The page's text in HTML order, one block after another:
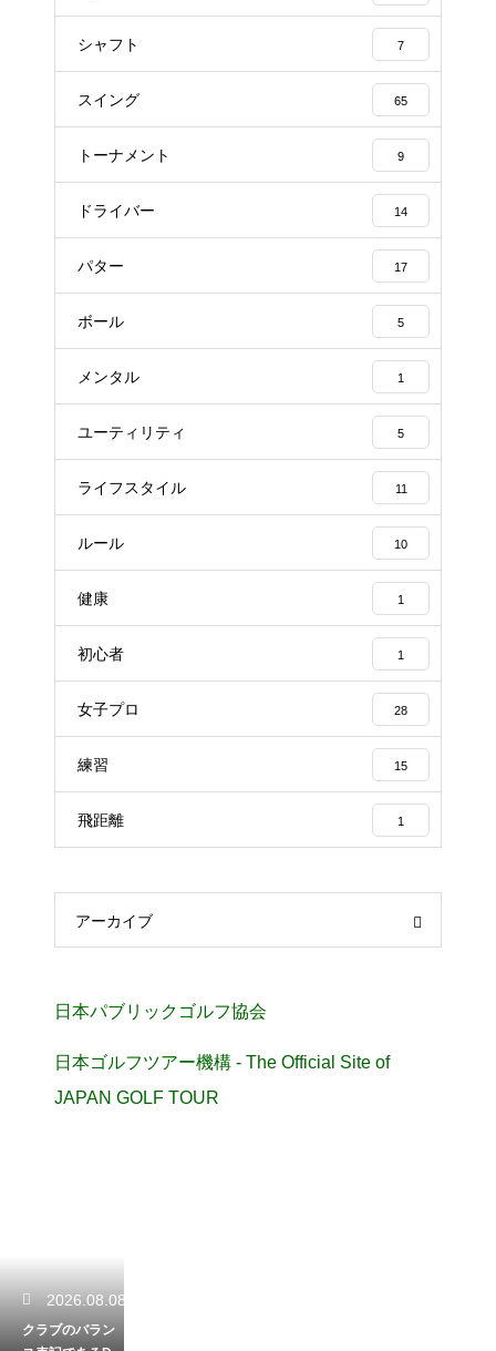
シャフト 7
スイング 65
トーナメント 9
ドライバー 14
パター 17
ボール 5
メンタル 1
ユーティリティ 5
ライフスタイル 11
ルール 10
健康 1
初心者 1
女子プロ 28
練習 15
飛距離 1
アーカイブ
日本パブリックゴルフ協会
日本ゴルフツアー機構 - The Official Site of
JAPAN GOLF TOUR
2026.08.08
クラブのバラン